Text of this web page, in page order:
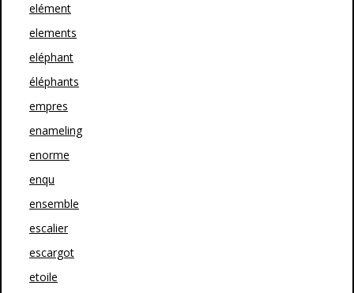
elément
elements
eléphant
éléphants
empres
enameling
enorme
enqu
ensemble
escalier
escargot
etoile